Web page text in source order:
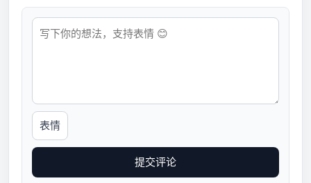
表情
提交评论